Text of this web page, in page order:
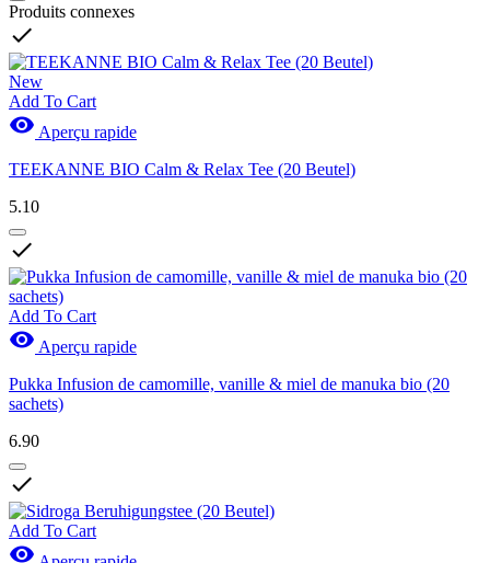
Produits connexes

New
Add To Cart
 Aperçu rapide
TEEKANNE BIO Calm & Relax Tee (20 Beutel)
5.10

Add To Cart
 Aperçu rapide
Pukka Infusion de camomille, vanille & miel de manuka bio (20
sachets)
6.90

Add To Cart
